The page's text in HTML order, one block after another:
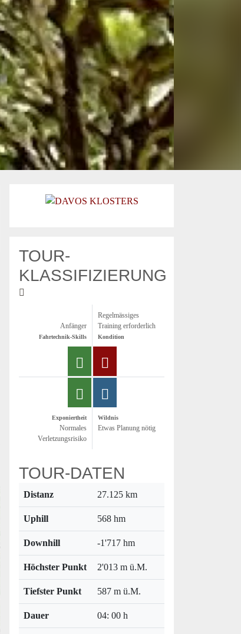
TOUR-
KLASSIFIZIERUNG
Anfänger
Fahrtechnik-Skills
Regelmässiges
Training erforderlich
Kondition
Exponiertheit
Normales
Verletzungsrisiko
Wildnis
Etwas Planung nötig
TOUR-DATEN
Distanz 27.125 km
Uphill 568 hm
Downhill -1'717 hm
Höchster Punkt 2'013 m ü.M.
Tiefster Punkt 587 m ü.M.
Dauer 04: 00 h